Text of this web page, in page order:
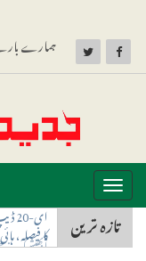
ہمارے
Toggle
navigation
تازہ ترین ابھیشیک
کی